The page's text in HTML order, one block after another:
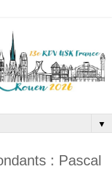
▼
: Pascal